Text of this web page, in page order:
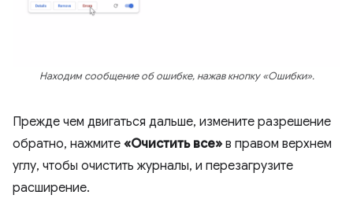
Находим сообщение об ошибке, нажав кнопку «Ошибки».
Прежде чем двигаться дальше, измените разрешение
обратно, нажмите «Очистить все» в правом верхнем
углу, чтобы очистить журналы, и перезагрузите
расширение.